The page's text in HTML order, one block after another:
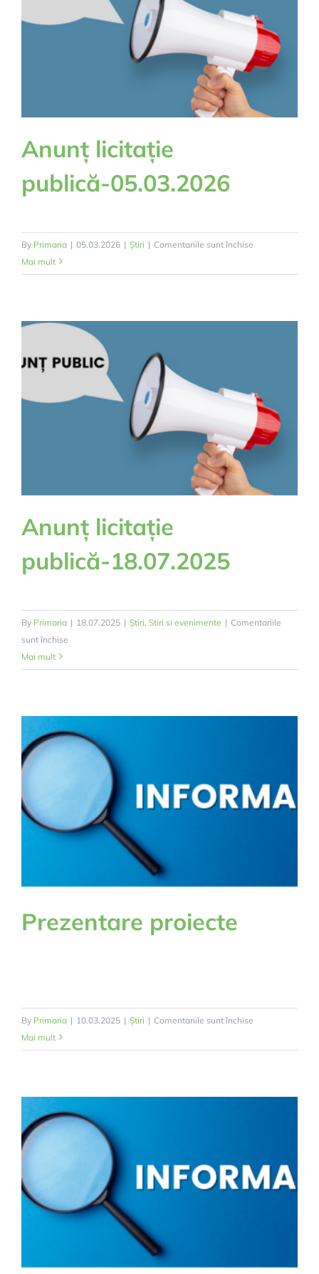
Anunț licitație
publică-05.03.2026
By Primaria | 05.03.2026 | Știri | Comentariile sunt închise
licitație
Mai mult
Anunț licitație
publică-18.07.2025
By Primaria | 18.07.2025 | Știri, Stiri si evenimente | Comentariile
sunt închise
licitație
Mai mult
Prezentare proiecte
By Primaria | 10.03.2025 | Știri | Comentariile sunt închise
proiecte
Mai mult